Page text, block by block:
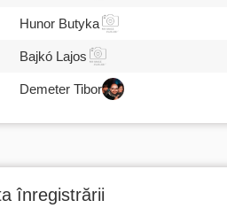
Hunor Butyka
Bajkó Lajos
Demeter Tibor
înregistrării